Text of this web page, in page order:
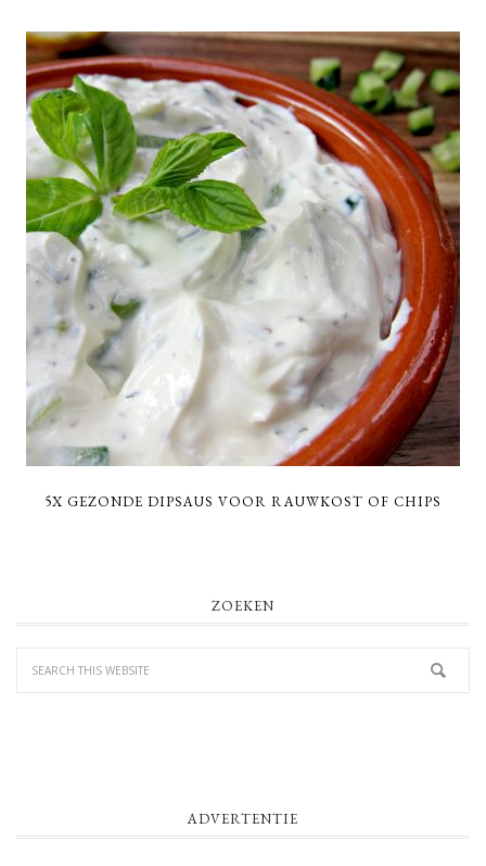
5X GEZONDE DIPSAUS VOOR RAUWKOST OF CHIPS
ZOEKEN
ADVERTENTIE